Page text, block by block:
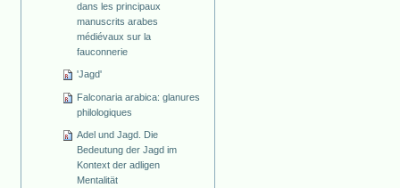
dans les principaux
manuscrits arabes
médiévaux sur la
fauconnerie
'Jagd'
Falconaria arabica: glanures
philologiques
Adel und Jagd. Die
Bedeutung der Jagd im
Kontext der adligen
Mentalität